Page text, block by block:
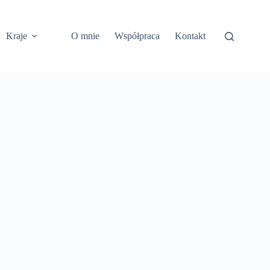
Kraje O mnie Współpraca Kontakt